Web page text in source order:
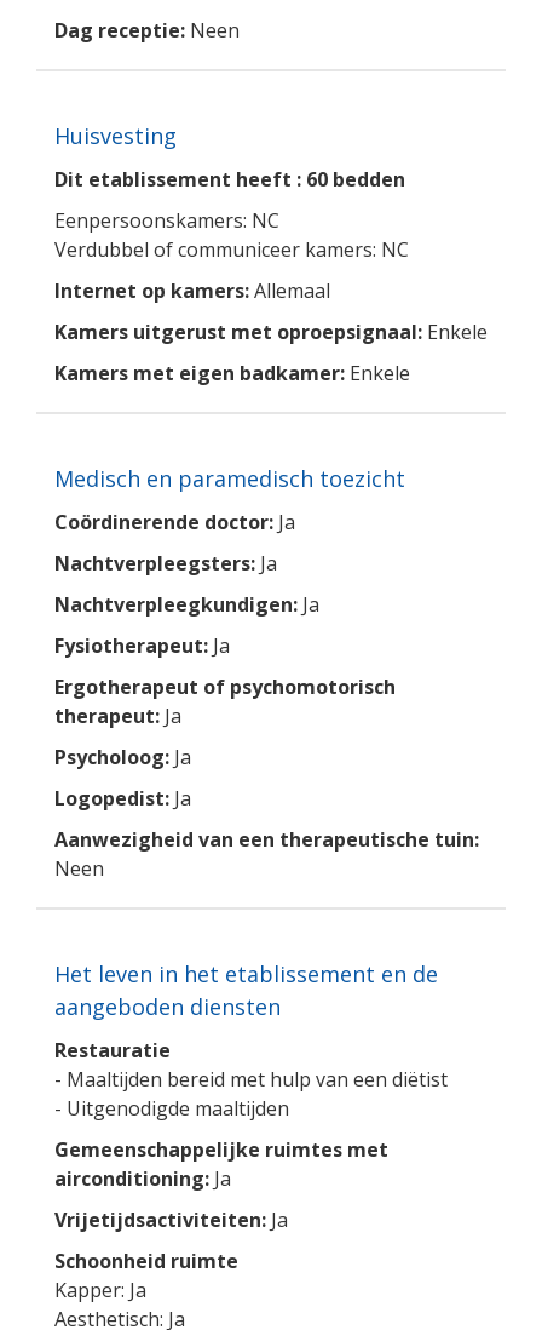
Dag receptie: Neen
Huisvesting
Dit etablissement heeft : 60 bedden
Eenpersoonskamers: NC
Verdubbel of communiceer kamers: NC
Internet op kamers:Allemaal
Kamers uitgerust met oproepsignaal: Enkele
Kamers met eigen badkamer: Enkele
Medisch en paramedisch toezicht
Coördinerende doctor: Ja
Nachtverpleegsters: Ja
Nachtverpleegkundigen: Ja
Fysiotherapeut: Ja
Ergotherapeut of psychomotorisch
therapeut: Ja
Psycholoog: Ja
Logopedist: Ja
Aanwezigheid van een therapeutische tuin:
Neen
Het leven in het etablissement en de
aangeboden diensten
Restauratie
- Maaltijden bereid met hulp van een diëtist
- Uitgenodigde maaltijden
Gemeenschappelijke ruimtes met
airconditioning: Ja
Vrijetijdsactiviteiten: Ja
Schoonheid ruimte
Kapper: Ja
Aesthetisch: Ja